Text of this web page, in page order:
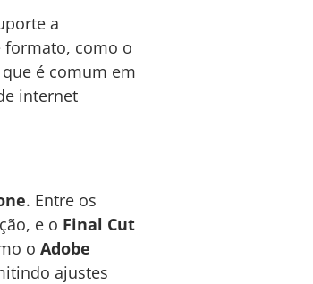
a
formato, como o
é comum em
internet
. Entre os
e o Final Cut
o Adobe
ajustes